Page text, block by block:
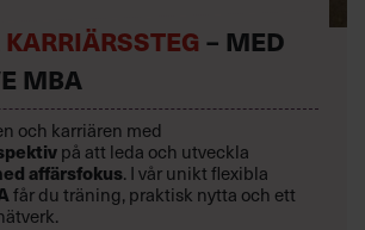
– MED
MBA
och karriären med
på att leda och utveckla
affärsfokus. I vår unikt flexibla
får du träning, praktisk nytta och ett